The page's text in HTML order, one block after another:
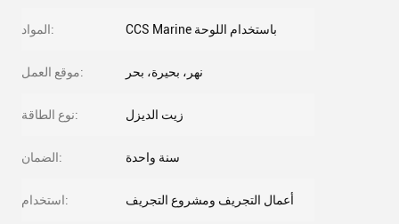
المواد: CCS Marine باستخدام اللوحة
موقع العمل: نهر، بحيرة، بحر
نوع الطاقة: زيت الديزل
الضمان: سنة واحدة
استخدام: أعمال التجريف ومشروع التجريف